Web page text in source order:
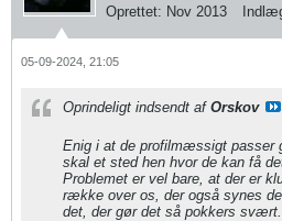
Oprettet: Nov 2013
05-09-2024, 21:05
Oprindeligt indsendt af Orskov
Enig i at de profilmæssigt passer
skal et sted hen hvor de kan få
Problemet er vel bare, at der er
række over os, der også synes
det, der gør det så pokkers svært.